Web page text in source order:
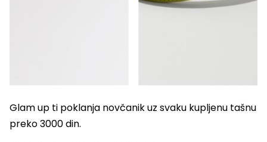
Glam up ti poklanja novčanik uz svaku kupljenu tašnu
preko 3000 din.